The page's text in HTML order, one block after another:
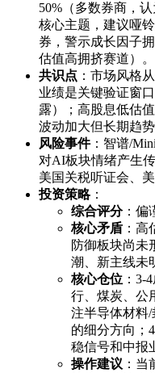
50%（多数券商，
核心主题，建议哑
券，警示成长因子
估值高拥挤赛道）。
共识点 ：市场风格
业绩是关键验证窗
露）；高股息低估
波动加大但长期趋势
风险事件：智谱/
对AI板块情绪产生
美国关税听证会、
投资策略：
综合评分：偏
核心矛盾 ：
防御板块尚未
潮、新主线未
核心仓位 ：3-
行、煤炭、公
注半导体材料
的细分方向；
稳信号和中报
操作建议 ：